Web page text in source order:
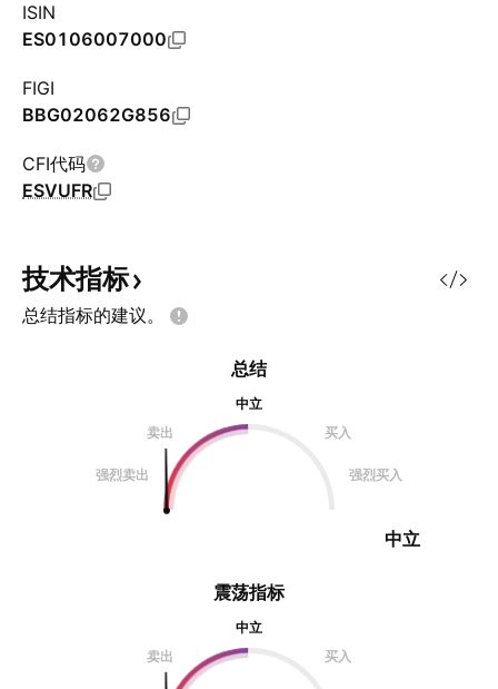
ISIN
ES0106007000
FIGI
BBG02062G856
CFI代码
ESVUFR
技术指标
总结指标的建议。
震荡指标
中立
卖出
买入
总结
中立
卖出
买入
强烈卖出 强烈买入
中立